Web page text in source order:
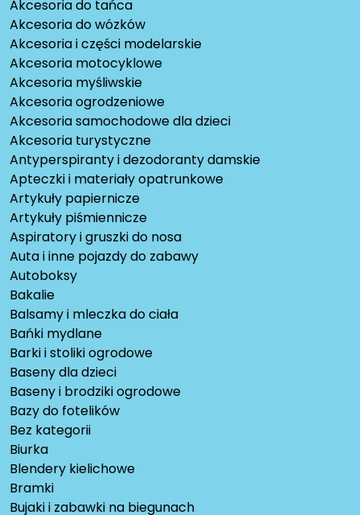
Akcesoria do tańca
Akcesoria do wózków
Akcesoria i części modelarskie
Akcesoria motocyklowe
Akcesoria myśliwskie
Akcesoria ogrodzeniowe
Akcesoria samochodowe dla dzieci
Akcesoria turystyczne
Antyperspiranty i dezodoranty damskie
Apteczki i materiały opatrunkowe
Artykuły papiernicze
Artykuły piśmiennicze
Aspiratory i gruszki do nosa
Auta i inne pojazdy do zabawy
Autoboksy
Bakalie
Balsamy i mleczka do ciała
Bańki mydlane
Barki i stoliki ogrodowe
Baseny dla dzieci
Baseny i brodziki ogrodowe
Bazy do fotelików
Bez kategorii
Biurka
Blendery kielichowe
Bramki
Bujaki i zabawki na biegunach